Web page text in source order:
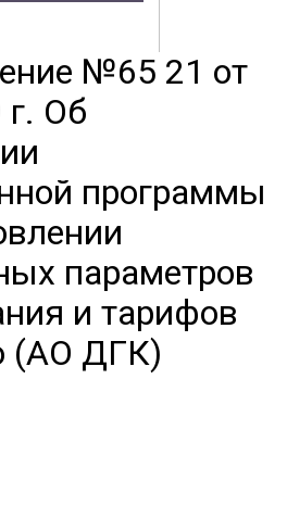
№65 21 от
г. Об
программы
параметров
и тарифов
(АО ДГК)